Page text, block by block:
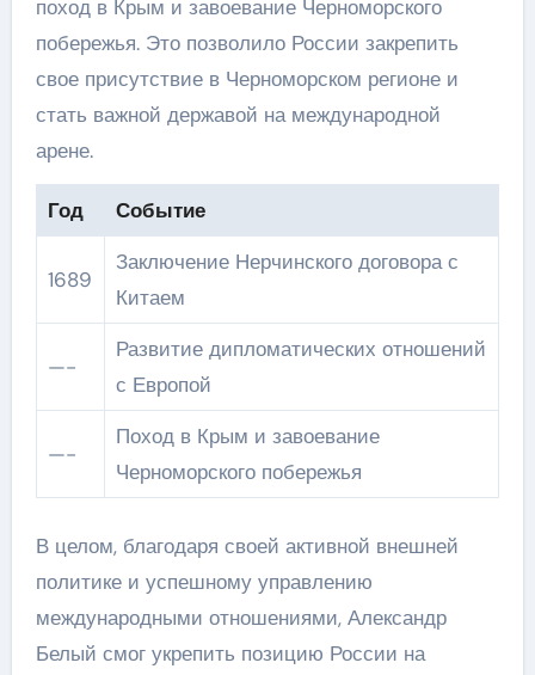
поход в Крым и завоевание Черноморского
побережья. Это позволило России закрепить
свое присутствие в Черноморском регионе и
стать важной державой на международной
арене.
Год Событие
1689
Заключение Нерчинского договора с
Китаем
—-
Развитие дипломатических отношений
с Европой
—-
Поход в Крым и завоевание
Черноморского побережья
В целом, благодаря своей активной внешней
политике и успешному управлению
международными отношениями, Александр
Белый смог укрепить позицию России на